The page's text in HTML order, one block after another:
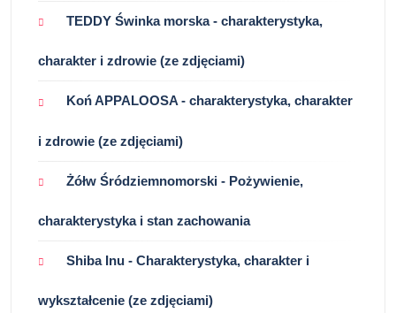
TEDDY Świnka morska - charakterystyka,
charakter i zdrowie (ze zdjęciami)
Koń APPALOOSA - charakterystyka, charakter
i zdrowie (ze zdjęciami)
Żółw Śródziemnomorski - Pożywienie,
charakterystyka i stan zachowania
Shiba Inu - Charakterystyka, charakter i
wykształcenie (ze zdjęciami)